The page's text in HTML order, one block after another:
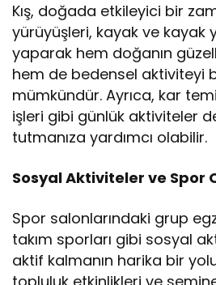
Kış, doğada etkileyici bir
yürüyüşleri, kayak ve kayak
yaparak hem doğanın
hem de bedensel aktiviteyi
mümkündür. Ayrıca, kar
işleri gibi günlük aktiviteler
tutmanıza yardımcı olabilir.
Sosyal Aktiviteler ve Spor
Spor salonlarındaki grup
takım sporları gibi sosyal
aktif kalmanın harika bir